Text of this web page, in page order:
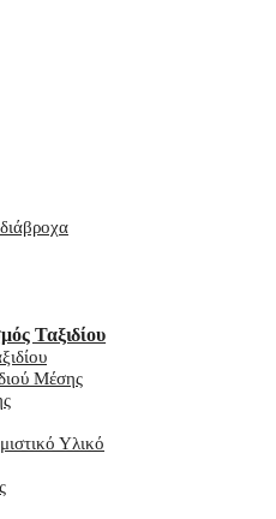
Ταξιδίου
Μέσης
Υλικό